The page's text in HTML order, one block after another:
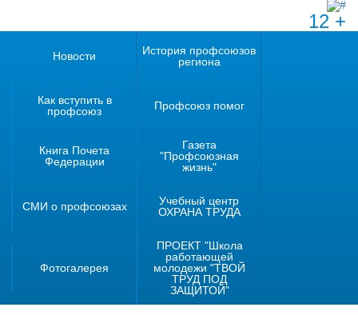
12 +
Новости
История профсоюзов
региона
Как вступить в
профсоюз
Профсоюз помог
Книга Почета
Федерации
Газета
"Профсоюзная
жизнь"
СМИ о профсоюзах
Учебный центр
ОХРАНА ТРУДА
Фотогалерея
ПРОЕКТ "Школа
работающей
молодежи "ТВОЙ
ТРУД ПОД
ЗАЩИТОЙ"